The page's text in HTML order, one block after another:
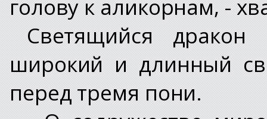
голову к аликорнам, -
Светящийся
широкий и длинный
перед тремя пони.